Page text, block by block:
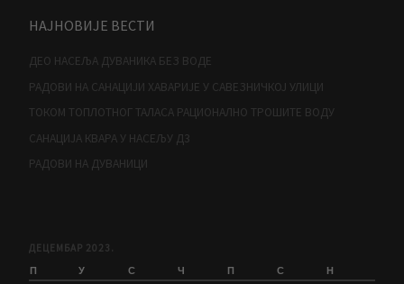
НАЈНОВИЈЕ ВЕСТИ
ДЕО НАСЕЉА ДУВАНИКА БЕЗ ВОДЕ
РАДОВИ НА САНАЦИЈИ ХАВАРИЈЕ У САВЕЗНИЧКОЈ УЛИЦИ
ТОКОМ ТОПЛОТНОГ ТАЛАСА РАЦИОНАЛНО ТРОШИТЕ ВОДУ
САНАЦИЈА КВАРА У НАСЕЉУ Д3
РАДОВИ НА ДУВАНИЦИ
ДЕЦЕМБАР 2023.
П У С Ч П С Н